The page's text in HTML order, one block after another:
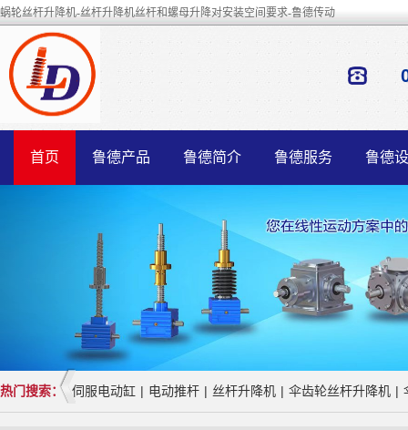
蜗轮丝杆升降机-丝杆升降机丝杆和螺母升降对安装空间要求-鲁德传动
首页 鲁德产品 鲁德简介 鲁德服务 鲁德
热门搜索： 伺服电动缸 | 电动推杆 | 丝杆升降机 | 伞齿轮丝杆升降机 |